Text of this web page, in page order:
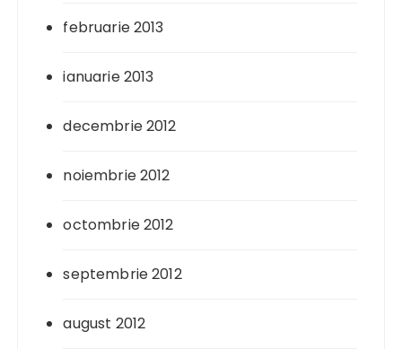
februarie 2013
ianuarie 2013
decembrie 2012
noiembrie 2012
octombrie 2012
septembrie 2012
august 2012